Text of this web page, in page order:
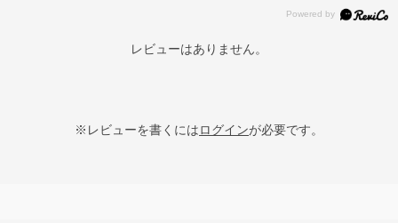
レビューはありません。
※レビューを書くにはログインが必要です。